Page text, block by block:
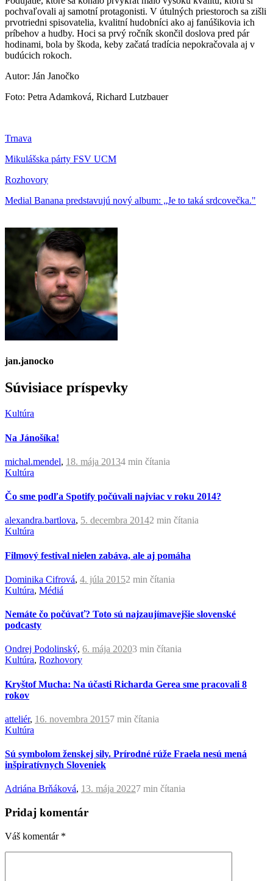
pochvaľovali aj samotní protagonisti. V útulných priestoroch sa zišli
prvotriedni spisovatelia, kvalitní hudobníci ako aj fanúšikovia ich
príbehov a hudby. Hoci sa prvý ročník skončil doslova pred pár
hodinami, bola by škoda, keby začatá tradícia nepokračovala aj v
budúcich rokoch.
Autor: Ján Janočko
Foto: Petra Adamková, Richard Lutzbauer
Trnava
Mikulášska párty FSV UCM
Rozhovory
Medial Banana predstavujú nový album: „Je to taká srdcovečka."
jan.janocko
Súvisiace príspevky
Kultúra
Na Jánošíka!
michal.mendel, 18. mája 20134 min čítania
Kultúra
Čo sme podľa Spotify počúvali najviac v roku 2014?
alexandra.bartlova, 5. decembra 20142 min čítania
Kultúra
Filmový festival nielen zabáva, ale aj pomáha
Dominika Cifrová, 4. júla 20152 min čítania
Kultúra, Médiá
Nemáte čo počúvať? Toto sú najzaujímavejšie slovenské
podcasty
Ondrej Podolinský, 6. mája 20203 min čítania
Kultúra, Rozhovory
Kryštof Mucha: Na účasti Richarda Gerea sme pracovali 8
rokov
atteliér, 16. novembra 20157 min čítania
Kultúra
Sú symbolom ženskej sily. Prírodné rúže Fraela nesú mená
inšpiratívnych Sloveniek
Adriána Brňáková, 13. mája 20227 min čítania
Pridaj komentár
Váš komentár *